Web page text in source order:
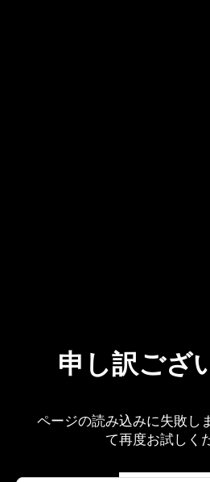
申し訳ござ
ページの読み込みに失敗し
て再度お試しく